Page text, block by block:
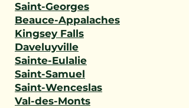
Saint-Georges
Beauce-Appalaches
Kingsey Falls
Daveluyville
Sainte-Eulalie
Saint-Samuel
Saint-Wenceslas
Val-des-Monts